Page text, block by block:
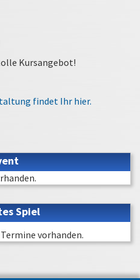
Kursangebot!
findet Ihr hier.
Spiel
vorhanden.